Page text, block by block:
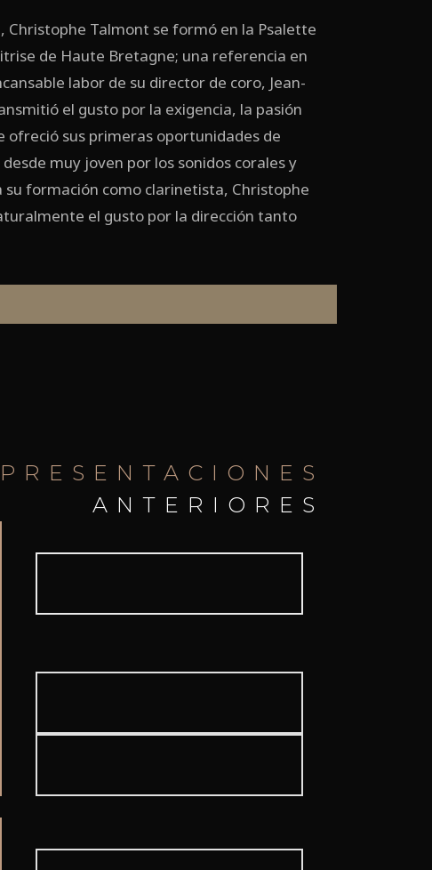
Christophe Talmont se formó en la Psalette
de Haute Bretagne; una referencia en
labor de su director de coro, Jean-
el gusto por la exigencia, la pasión
ofreció sus primeras oportunidades de
muy joven por los sonidos corales y
su formación como clarinetista, Christophe
el gusto por la dirección tanto
PRESENTACIONES
ANTERIORES